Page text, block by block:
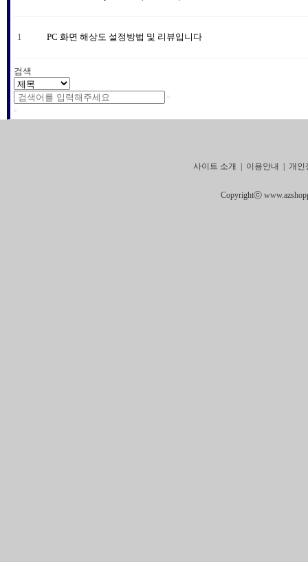
1 PC 화면 해상도 설정방법 및 리뷰입니다
검색
사이트 소개 이용안내 개인
Copyrightⓒ